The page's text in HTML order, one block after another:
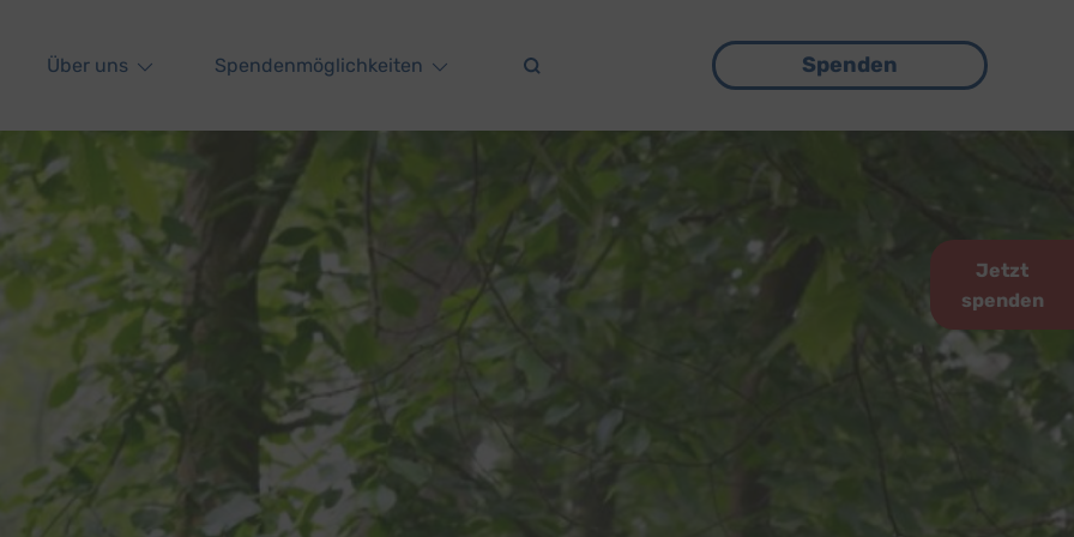
Über uns Spendenmöglichkeiten Spenden
Jetzt
spenden